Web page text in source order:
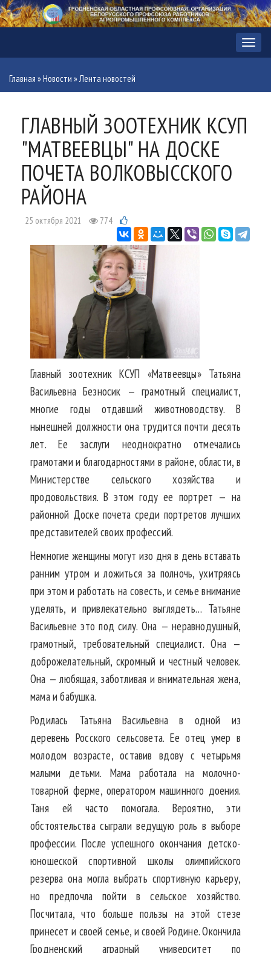
Меню
Главная »Новости »Лента новостей
ГЛАВНЫЙ ЗООТЕХНИК КСУП
"МАТВЕЕВЦЫ" НА ДОСКЕ
ПОЧЕТА ВОЛКОВЫССКОГО
РАЙОНА
25 октября 2021 774
Главный зоотехник КСУП «Матвеевцы» Татьяна
Васильевна Безносик — грамотный специалист,
многие годы отдавший животноводству. В
нынешней должности она трудится почти десять
лет. Ее заслуги неоднократно отмечались
грамотами и благодарностями в районе, области, в
Министерстве сельского хозяйства и
продовольствия. В этом году ее портрет — на
районной Доске почета среди портретов лучших
представителей своих профессий.
Немногие женщины могут изо дня в день вставать
ранним утром и ложиться за полночь, ухитряясь
при этом и работать на совесть, и семье внимание
уделять, и привлекательно выглядеть… Татьяне
Васильевне это под силу. Она — неравнодушный,
грамотный, требовательный специалист. Она —
доброжелательный, скромный и честный человек.
Она — любящая, заботливая и внимательная жена,
мама и бабушка.
Родилась Татьяна Васильевна в одной из
деревень Росского сельсовета. Ее отец умер в
молодом возрасте, оставив вдову с четырьмя
малыми детьми. Мама работала на молочно-
товарной ферме, оператором машинного доения.
Таня ей часто помогала. Вероятно, эти
обстоятельства сыграли ведущую роль в выборе
профессии. После успешного окончания детско-
юношеской спортивной школы олимпийского
резерва она могла выбрать спортивную карьеру,
но предпочла пойти в сельское хозяйство.
Посчитала, что больше пользы на этой стезе
принесет и своей семье, и своей Родине. Окончила
Гродненский аграрный университет по